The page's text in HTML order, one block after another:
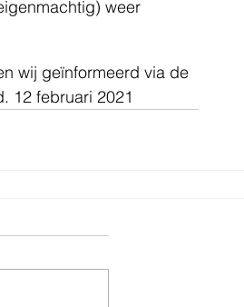
weer
wij geïnformeerd via de
12 februari 2021